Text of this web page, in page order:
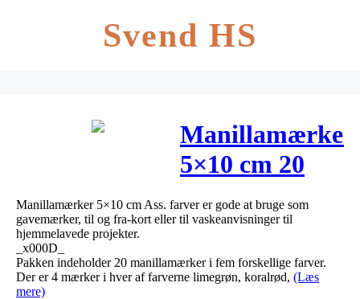
Svend HS
Manillamærker
5×10 cm 20
stk. Ass. farver
Manillamærker 5×10 cm Ass. farver er gode at bruge som
gavemærker, til og fra-kort eller til vaskeanvisninger til
hjemmelavede projekter.
_x000D_
Pakken indeholder 20 manillamærker i fem forskellige farver.
Der er 4 mærker i hver af farverne limegrøn, koralrød, (Læs
mere)